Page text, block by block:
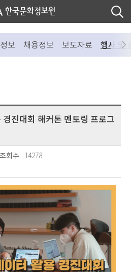
보 채용정보 보도자료 행사 및
진대회 해커톤 멘토링 프로그
조회수
14278